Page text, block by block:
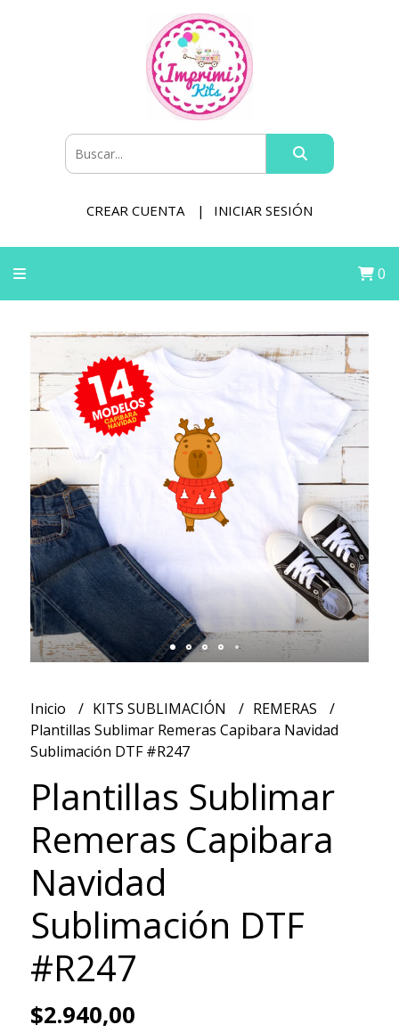
CREAR CUENTA INICIAR SESIÓN
0
Inicio KITS SUBLIMACIÓN
REMERAS
Plantillas Sublimar Remeras Capibara Navidad
Sublimación DTF #R247
Plantillas Sublimar
Remeras Capibara
Navidad
Sublimación DTF
#R247
$2.940,00